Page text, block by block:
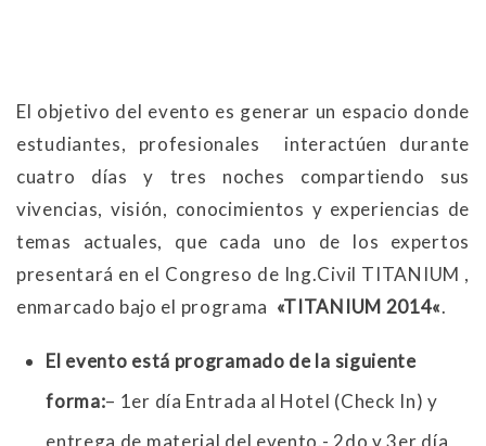
El objetivo del evento es generar un espacio donde
estudiantes, profesionales interactúen durante
cuatro días y tres noches compartiendo sus
vivencias, visión, conocimientos y experiencias de
temas actuales, que cada uno de los expertos
presentará en el Congreso de Ing.Civil TITANIUM ,
enmarcado bajo el programa «TITANIUM 2014«.
El evento está programado de la siguiente
forma:– 1er día Entrada al Hotel (Check In) y
entrega de material del evento.- 2do y 3er día